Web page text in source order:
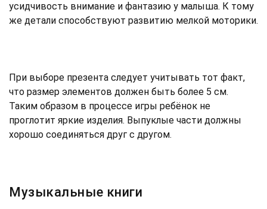
усидчивость внимание и фантазию у малыша. К тому
же детали способствуют развитию мелкой моторики.
При выборе презента следует учитывать тот факт,
что размер элементов должен быть более 5 см.
Таким образом в процессе игры ребёнок не
проглотит яркие изделия. Выпуклые части должны
хорошо соединяться друг с другом.
Музыкальные книги